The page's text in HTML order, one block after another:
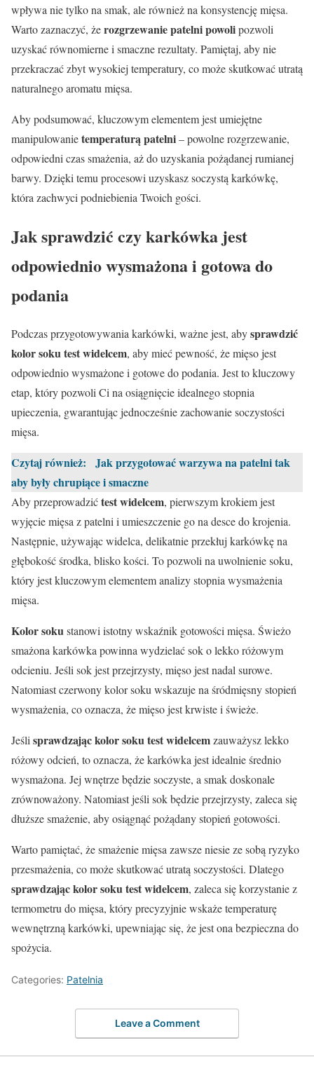
wpływa nie tylko na smak, ale również na konsystencję mięsa.
Warto zaznaczyć, żerozgrzewanie patelni powolipozwoli
uzyskać równomierne i smaczne rezultaty. Pamiętaj, aby nie
przekraczać zbyt wysokiej temperatury, co może skutkować utratą
naturalnego aromatu mięsa.
Aby podsumować, kluczowym elementem jest umiejętne
manipulowanietemperaturą patelni– powolne rozgrzewanie,
odpowiedni czas smażenia, aż do uzyskania pożądanej rumianej
barwy. Dzięki temu procesowi uzyskasz soczystą karkówkę,
która zachwyci podniebienia Twoich gości.
Jak sprawdzić czy karkówka jest
odpowiednio wysmażona i gotowa do
podania
Podczas przygotowywania karkówki, ważne jest, abysprawdzić
kolor soku test widelcem, aby mieć pewność, że mięso jest
odpowiednio wysmażone i gotowe do podania. Jest to kluczowy
etap, który pozwoli Ci na osiągnięcie idealnego stopnia
upieczenia, gwarantując jednocześnie zachowanie soczystości
mięsa.
Czytaj również:
Jak przygotować warzywa na patelni tak
aby były chrupiące i smaczne
Aby przeprowadzićtest widelcem, pierwszym krokiem jest
wyjęcie mięsa z patelni i umieszczenie go na desce do krojenia.
Następnie, używając widelca, delikatnie przekłuj karkówkę na
głębokość środka, blisko kości. To pozwoli na uwolnienie soku,
który jest kluczowym elementem analizy stopnia wysmażenia
mięsa.
Kolor soku stanowi istotny wskaźnik gotowości mięsa. Świeżo
smażona karkówka powinna wydzielać sok o lekko różowym
odcieniu. Jeśli sok jest przejrzysty, mięso jest nadal surowe.
Natomiast czerwony kolor soku wskazuje na śródmięsny stopień
wysmażenia, co oznacza, że mięso jest krwiste i świeże.
Jeśli sprawdzając kolor soku test widelcemzauważysz lekko
różowy odcień, to oznacza, że karkówka jest idealnie średnio
wysmażona. Jej wnętrze będzie soczyste, a smak doskonale
zrównoważony. Natomiast jeśli sok będzie przejrzysty, zaleca się
dłuższe smażenie, aby osiągnąć pożądany stopień gotowości.
Warto pamiętać, że smażenie mięsa zawsze niesie ze sobą ryzyko
przesmażenia, co może skutkować utratą soczystości. Dlatego
sprawdzając kolor soku test widelcem, zaleca się korzystanie z
termometru do mięsa, który precyzyjnie wskaże temperaturę
wewnętrzną karkówki, upewniając się, że jest ona bezpieczna do
spożycia.
Categories: Patelnia
Leave a Comment